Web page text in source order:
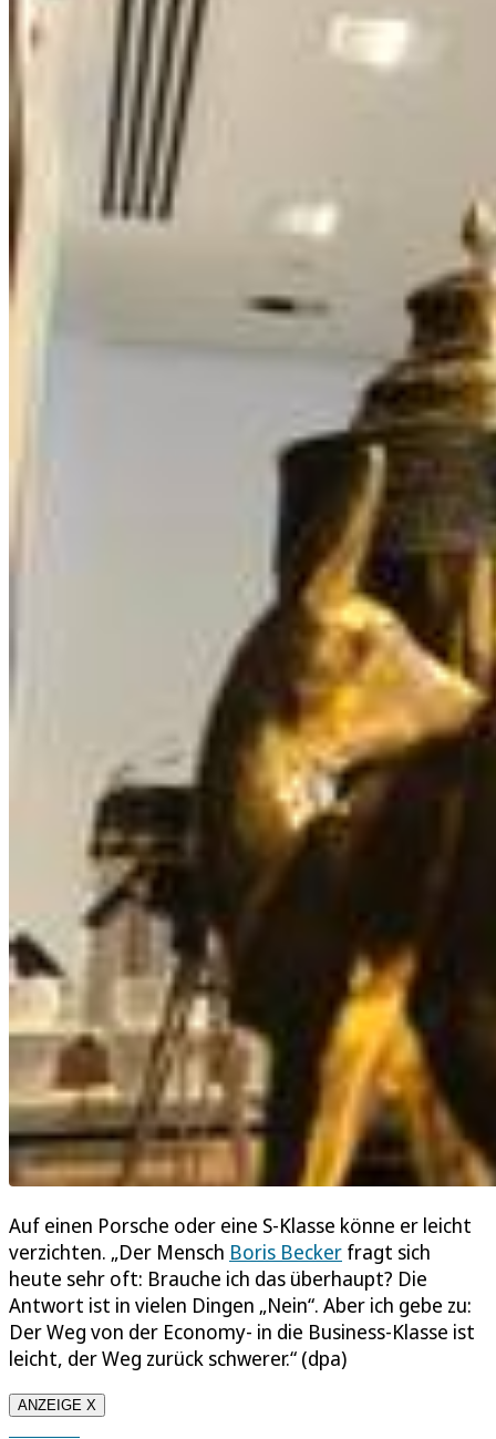
Auf einen Porsche oder eine S-Klasse könne er leicht
verzichten. „Der Mensch Boris Becker fragt sich
heute sehr oft: Brauche ich das überhaupt? Die
Antwort ist in vielen Dingen „Nein“. Aber ich gebe zu:
Der Weg von der Economy- in die Business-Klasse ist
leicht, der Weg zurück schwerer.“ (dpa)
ANZEIGE X